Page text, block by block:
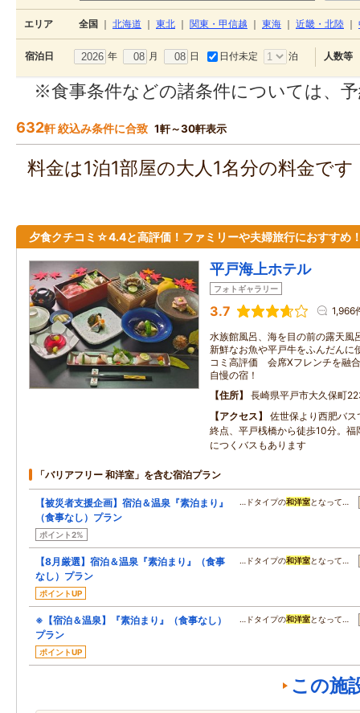
エリア 全国 北海道 東北 関東・甲信越 東海 近畿・北陸
宿泊日 年 月 日 日付未定 泊 人数等
※食事条件などの諸条件については、
632軒 絞込み条件に合致 1軒～30軒表示
料金は1泊1部屋の大人1名分の料金で
夕食クチコミ☆4.4と高評価！ファミリーや夫婦旅行におすすめ
平戸海上ホテル
フォトギャラリー
3.7 1,966
水族館風呂、海を目の前の露天風
新鮮なお魚や平戸牛をふんだんに
コミ高評価 会席Xフレンチを融
自慢の宿！
住所
長崎県平戸市大久保町
アクセス
佐世保より西肥バ
終点、平戸桟橋から徒歩10分。福
につくバスもあります
「バリアフリー 和洋室」を含む宿泊プラン
【被災者支援企画】宿泊＆温泉『素泊まり』
（食事なし）プラン
ポイント2%
…ドタイプの和洋室となって…
【8月厳選】宿泊＆温泉『素泊まり』（食事
なし）プラン
ポイントUP
…ドタイプの和洋室となって…
※【宿泊＆温泉】『素泊まり』（食事なし）
プラン
ポイントUP
…ドタイプの和洋室となって…
この施